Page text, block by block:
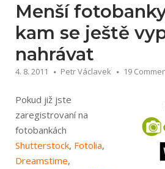
fotobanky.cz“
Menší
kam se ještě
nahrávat
4. 8. 2011 Petr Václavek 19
Pokud již jste
zaregistrovaní na
fotobankách
Shutterstock, Fotolia,
Dreamstime,